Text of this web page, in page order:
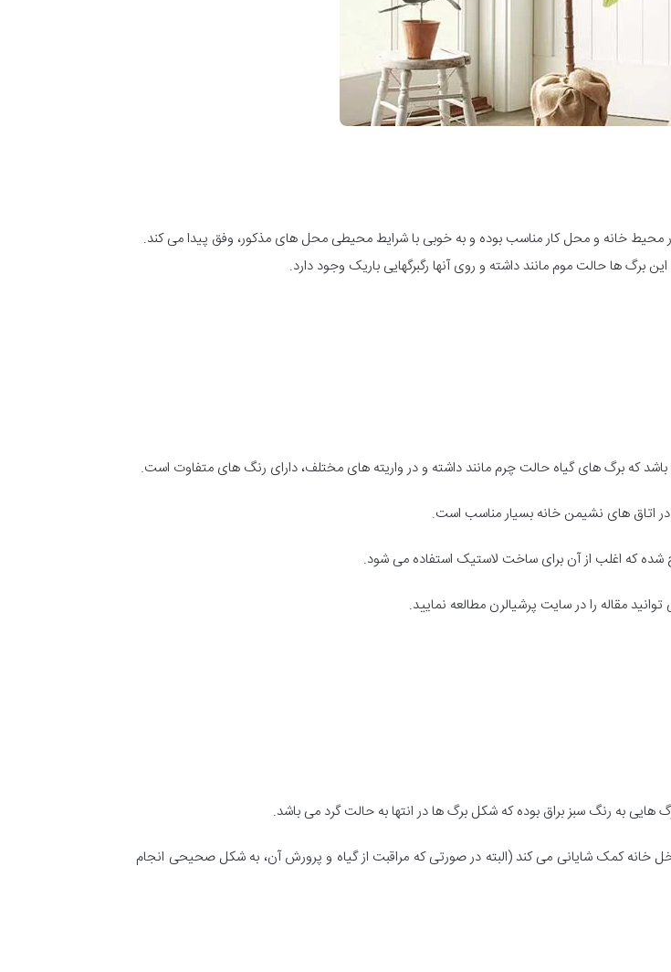
محیط خانه و محل کار مناسب بوده و به خوبی با شرایط محیطی محل های مذکور، وفق پیدا می کند.
برگ ها حالت موم مانند داشته و روی آنها رگبرگهایی باریک وجود دارد.
که برگ های گیاه حالت چرم مانند داشته و در واریته های مختلف، دارای رنگ های متفاوت است.
در اتاق های نشیمن خانه بسیار مناسب است.
که اغلب از آن برای ساخت لاستیک استفاده می شود.
مقاله را در سایت پرشیالرن مطالعه نمایید.
هایی به رنگ سبز براق بوده که شکل برگ ها در انتها به حالت گرد می باشد.
خانه کمک شایانی می کند (البته در صورتی که مراقبت از گیاه و پرورش آن، به شکل صحیحی انجام